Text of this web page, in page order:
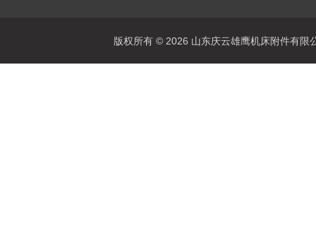
版权所有 © 2026 山东庆云雄鹰机床附件有